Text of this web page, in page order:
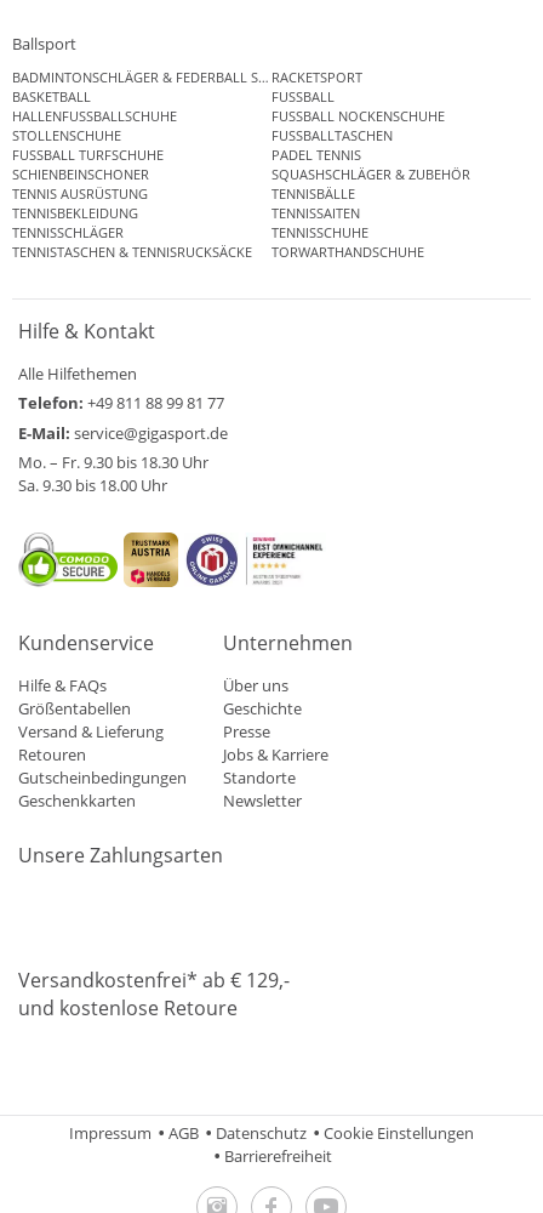
Ballsport
BADMINTONSCHLÄGER & FEDERBALL SETSRACKETSPORT
BASKETBALL
FUSSBALL
HALLENFUSSBALLSCHUHE
FUSSBALL NOCKENSCHUHE
STOLLENSCHUHE
FUSSBALLTASCHEN
FUSSBALL TURFSCHUHE
PADEL TENNIS
SCHIENBEINSCHONER
SQUASHSCHLÄGER & ZUBEHÖR
TENNIS AUSRÜSTUNG
TENNISBÄLLE
TENNISBEKLEIDUNG
TENNISSAITEN
TENNISSCHLÄGER
TENNISSCHUHE
TENNISTASCHEN & TENNISRUCKSÄCKE
TORWARTHANDSCHUHE
Hilfe & Kontakt
Alle Hilfethemen
Telefon: +49 811 88 99 81 77
E-Mail: service@gigasport.de
Mo. – Fr. 9.30 bis 18.30 Uhr
Sa. 9.30 bis 18.00 Uhr
Kundenservice
Hilfe & FAQs
Größentabellen
Versand & Lieferung
Retouren
Gutscheinbedingungen
Geschenkkarten
Unternehmen
Über uns
Geschichte
Presse
Jobs & Karriere
Standorte
Newsletter
Unsere Zahlungsarten
Versandkostenfrei* ab € 129,-
und kostenlose Retoure
Impressum AGB Datenschutz
Cookie Einstellungen
Barrierefreiheit